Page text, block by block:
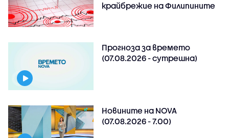
крайбрежие на Филипините
Прогноза за времето
(07.08.2026 - сутрешна)
Новините на NOVA
(07.08.2026 - 7.00)